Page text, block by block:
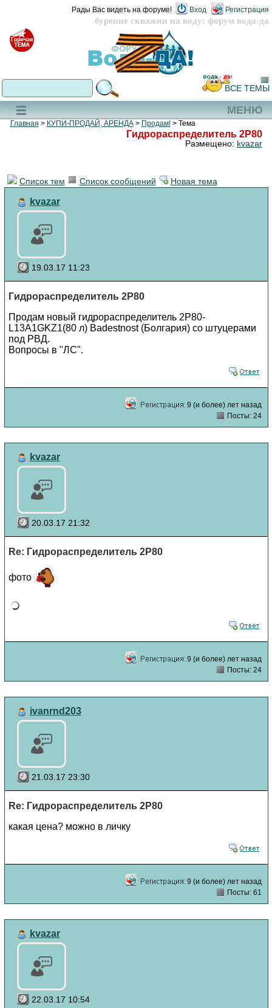
бурение скважин на воду: форум вода-да
Рады Вас видеть на форуме! Вход Регистрация
МЕНЮ
ВСЕ ТЕМЫ
Главная > КУПИ-ПРОДАЙ, АРЕНДА> Продам!> Тема
Гидрораспределитель 2Р80
Размещено: kvazar
Список тем Список сообщений Новая тема
kvazar
19.03.17 11:23
Гидрораспределитель 2Р80
Продам новый гидрораспределитель 2Р80-
L13А1GKZ1(80 л) Badestnost (Болгария) со штуцерами
под РВД.
Вопросы в "ЛС".
9 (и более) лет назад
Посты: 24
kvazar
20.03.17 21:32
Re: Гидрораспределитель 2Р80
фото
9 (и более) лет назад
Посты: 24
ivanrnd203
21.03.17 23:30
Re: Гидрораспределитель 2Р80
какая цена? можно в личку
9 (и более) лет назад
Посты: 61
kvazar
22.03.17 10:54